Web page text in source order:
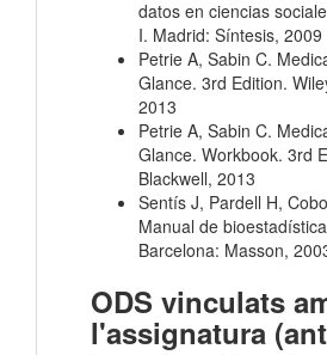
datos en ciencias
I. Madrid: Síntesis, 2009
Petrie A, Sabin C.
Glance. 3rd Edition.
2013
Petrie A, Sabin C.
Glance. Workbook. 3rd
Blackwell, 2013
Sentís J, Pardell H,
Manual de
Barcelona: Masson,
ODS vinculats
l'assignatura